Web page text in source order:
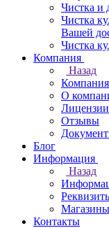
Чистка и
Чистка
Вашей
Чистка
Компания
Назад
Компания
О
Лицензии
Отзывы
Блог
Информация
Назад
Магазины
Контакты